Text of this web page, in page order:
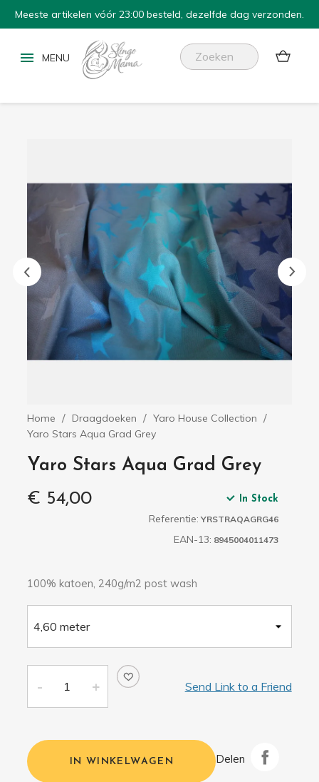
Meeste artikelen vóór 23:00 besteld, dezelfde dag verzonden.

Home Draagdoeken
Yaro House Collection
Yaro Stars Aqua Grad Grey
Yaro Stars Aqua Grad Grey
€ 54,00
In Stock
Referentie: YRSTRAQAGRG46
EAN-13: 8945004011473
100% katoen, 240g/m2 post wash
Send Link to a Friend
IN WINKELWAGEN Delen